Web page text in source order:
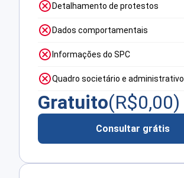
Detalhamento de protestos
Dados comportamentais
Informações do SPC
Quadro societário e administrativo
Gratuito(R$0,00)
Consultar grátis